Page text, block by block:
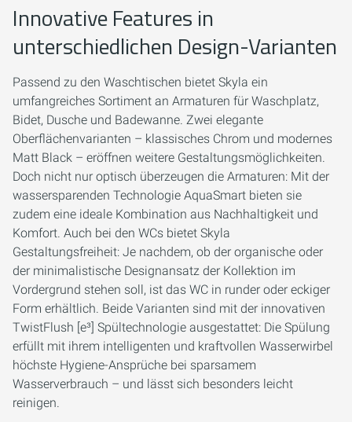
Innovative Features in
unterschiedlichen Design-Varianten
Passend zu den Waschtischen bietet Skyla ein
umfangreiches Sortiment an Armaturen für Waschplatz,
Bidet, Dusche und Badewanne. Zwei elegante
Oberflächenvarianten – klassisches Chrom und modernes
Matt Black – eröffnen weitere Gestaltungsmöglichkeiten.
Doch nicht nur optisch überzeugen die Armaturen: Mit der
wassersparenden Technologie AquaSmart bieten sie
zudem eine ideale Kombination aus Nachhaltigkeit und
Komfort. Auch bei den WCs bietet Skyla
Gestaltungsfreiheit: Je nachdem, ob der organische oder
der minimalistische Designansatz der Kollektion im
Vordergrund stehen soll, ist das WC in runder oder eckiger
Form erhältlich. Beide Varianten sind mit der innovativen
TwistFlush [e³] Spültechnologie ausgestattet: Die Spülung
erfüllt mit ihrem intelligenten und kraftvollen Wasserwirbel
höchste Hygiene-Ansprüche bei sparsamem
Wasserverbrauch – und lässt sich besonders leicht
reinigen.